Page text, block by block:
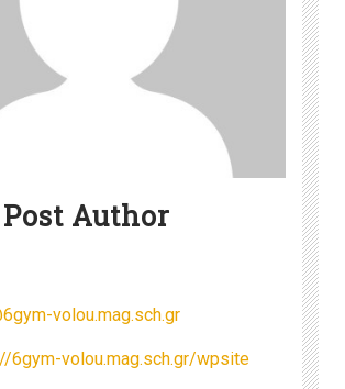
Author
volou.mag.sch.gr
6gym-volou.mag.sch.gr/wpsite